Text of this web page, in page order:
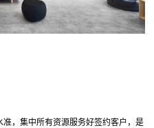
，集中所有资源服务好签约客户，是